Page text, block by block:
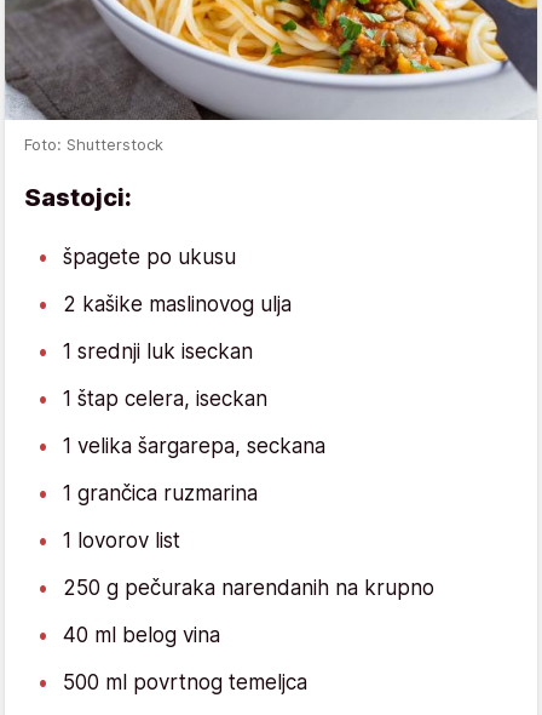
Foto: Shutterstock
Sastojci:
špagete po ukusu
2 kašike maslinovog ulja
1 srednji luk iseckan
1 štap celera, iseckan
1 velika šargarepa, seckana
1 grančica ruzmarina
1 lovorov list
250 g pečuraka narendanih na krupno
40 ml belog vina
500 ml povrtnog temeljca